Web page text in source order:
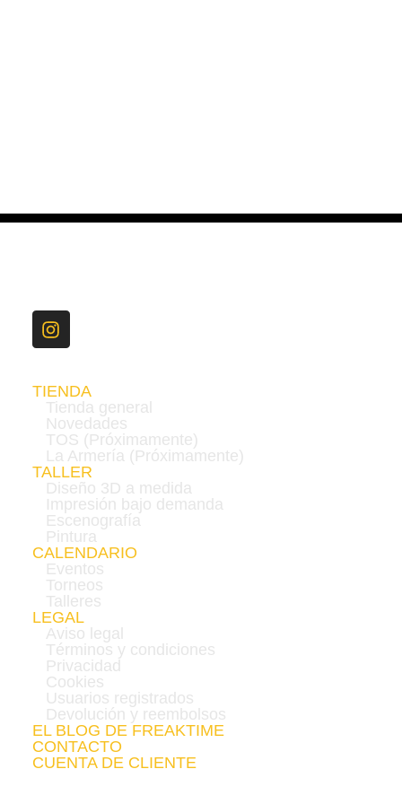
TIENDA
Tienda general
Novedades
TOS (Próximamente)
La Armería (Próximamente)
TALLER
Diseño 3D a medida
Impresión bajo demanda
Escenografía
Pintura
CALENDARIO
Eventos
Torneos
Talleres
LEGAL
Aviso legal
Términos y condiciones
Privacidad
Cookies
Usuarios registrados
Devolución y reembolsos
EL BLOG DE FREAKTIME
CONTACTO
CUENTA DE CLIENTE